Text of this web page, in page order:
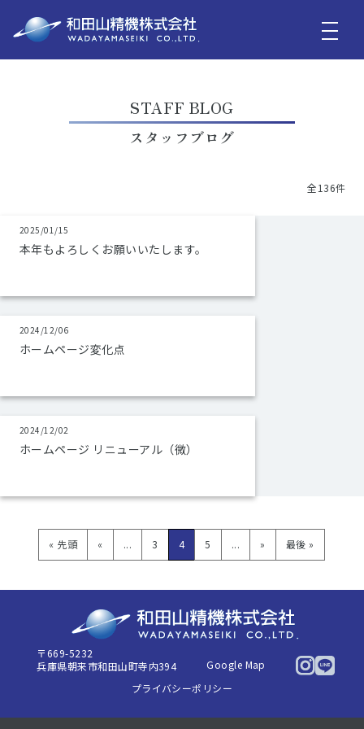
STAFF BLOG
スタッフブログ
全136件
2025/01/15
本年もよろしくお願いいたします。
2024/12/06
ホームページ変化点
2024/12/02
ホームページ リニューアル（微）
« 先頭 « ... 3 4 5 ... » 最後 »
〒669-5232
兵庫県朝来市和田山町寺内394
Google Map
プライバシーポリシー